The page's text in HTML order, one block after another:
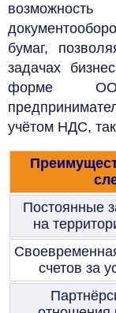
бумаг,
задачах
форме
учётом НДС,
Постоянные
на
счетов за